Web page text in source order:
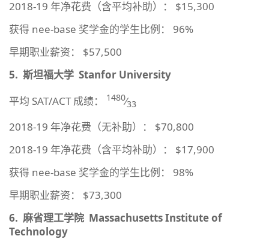
2018-19 年净花费（含平均补助）： $15,300
获得 nee-base 奖学金的学生比例： 96%
早期职业薪资： $57,500
5. 斯坦福大学 Stanfor University
平均 SAT/ACT 成绩：
1480⁄33
2018-19 年净花费（无补助）： $70,800
2018-19 年净花费（含平均补助）： $17,900
获得 nee-base 奖学金的学生比例： 98%
早期职业薪资： $73,300
6. 麻省理工学院 Massachusetts Institute of
Technology